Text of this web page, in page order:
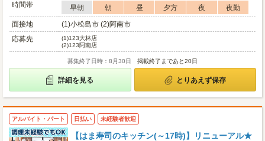
時間帯
早朝 朝 昼 夕方 夜
夜勤
面接地
(1)小松島市 (2)阿南市
応募先
(1)123大林店
(2)123阿南店
募集終了日時：8月30日 掲載終了まであと20日
詳細を見る とりあえず保存
アルバイト・パート 日払い 未経験者歓迎
【はま寿司のキッチン(～17時)】リニューアル★